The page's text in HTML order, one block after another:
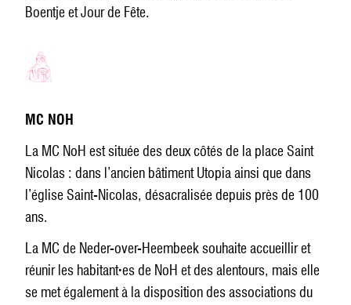
Boentje et Jour de Fête.
MC NOH
La MC NoH est située des deux côtés de la place Saint
Nicolas : dans l’ancien bâtiment Utopia ainsi que dans
l’église Saint-Nicolas, désacralisée depuis près de 100
ans.
La MC de Neder-over-Heembeek souhaite accueillir et
réunir les habitant·es de NoH et des alentours, mais elle
se met également à la disposition des associations du